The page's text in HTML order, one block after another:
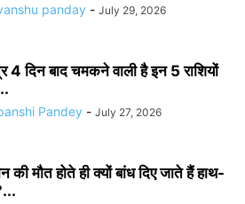
panday - July 29, 2026
4 दिन बाद चमकने वाली है इन 5 राशियों
Pandey - July 27, 2026
की मौत होते ही क्यों बांध दिए जाते हैं हाथ-